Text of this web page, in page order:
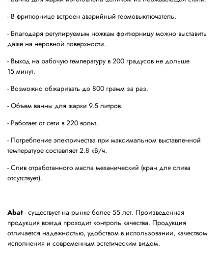
- В фритюрнице встроен аварийный термовыключатель.
- Благодаря регулируемым ножкам фритюрницу можно выставить
даже на неровной поверхности.
- Выход на рабочую температуру в 200 градусов не дольше
15 минут.
- Возможно обжаривать до 800 грамм за раз.
- Объем ванны для жарки 9.5 литров.
- Работает от сети в 220 вольт.
- Потребление электричества при максимальном выставленной
температуре составляет 2.8 кВ/ч.
- Слив отработанного масла механический (кран для слива
отсутствует).
Abat- существует на рынке более 55 лет. Произведенная
продукция всегда проходит контроль качества. Продукция
отличается надежностью, удобством в использовании, качеством
исполнения и современным эстетическим видом.